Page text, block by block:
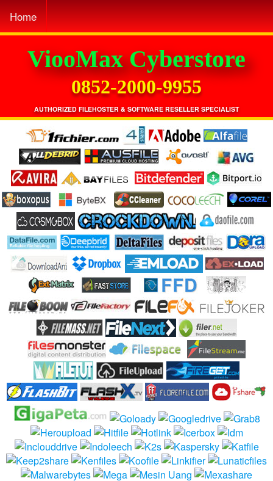
Home
ViooMax Cyberstore
0852-2000-9955
AUTHORIZED FILEHOSTER & SOFTWARE RESELLER SPECIALIST